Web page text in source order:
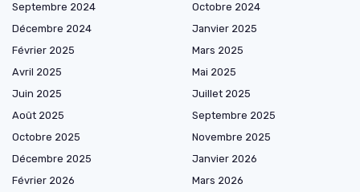
Septembre 2024
Octobre 2024
Décembre 2024
Janvier 2025
Février 2025
Mars 2025
Avril 2025
Mai 2025
Juin 2025
Juillet 2025
Août 2025
Septembre 2025
Octobre 2025
Novembre 2025
Décembre 2025
Janvier 2026
Février 2026
Mars 2026